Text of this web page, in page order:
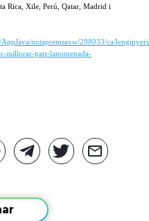
Rica, Xile, Perú, Qatar, Madrid i
notapremsavw/298033/ca/
millorar-part-lanomenada-